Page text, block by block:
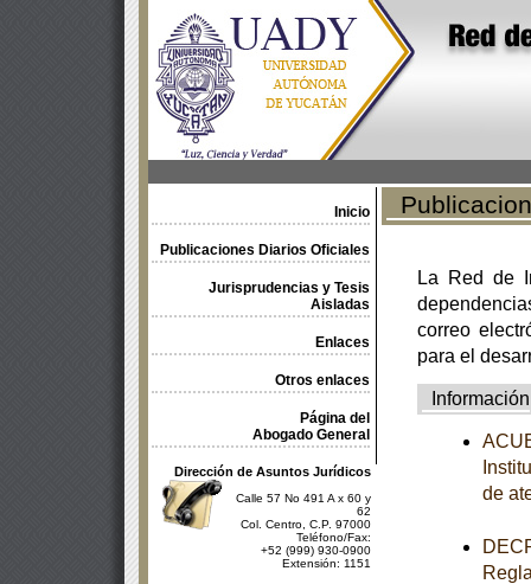
Inicio
Publicaciones Diarios Oficiales
Jurisprudencias y Tesis
Aisladas
Enlaces
Otros enlaces
Página del
Abogado General
Dirección de Asuntos Jurídicos
Calle 57 No 491 A x 60 y
62
Col. Centro, C.P. 97000
Teléfono/Fax:
+52 (999) 930-0900
Extensión: 1151
La Red de
correo
para el
Información
de